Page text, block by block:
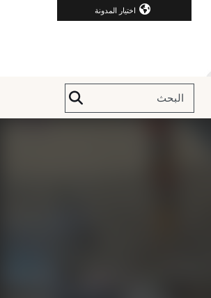
اختيار المدونة